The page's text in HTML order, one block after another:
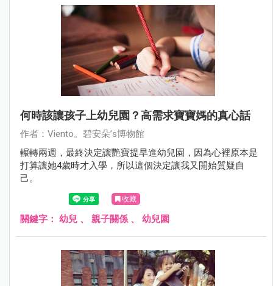
何時該讓孩子上幼兒園？高需求寶寶媽的真心話
作者：Viento。碧安朵’s博物館
輾轉兩週，最終決定讓艷寶提早進幼兒園，因為心裡原本是
打算讓她4歲時才入學，所以這個決定讓我又開始質疑自
己。
收藏
關鍵字： 幼兒 、 親子關係 、 幼兒園